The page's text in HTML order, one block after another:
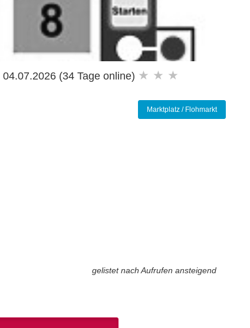
(34 Tage online) ★ ★ ★
Marktplatz / Flohmarkt
gelistet nach Aufrufen ansteigend